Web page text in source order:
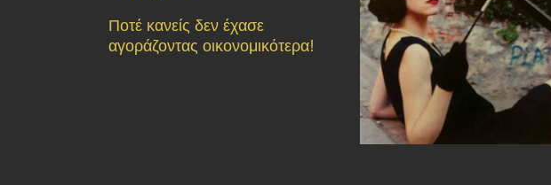
Ποτέ κανείς δεν έχασε
αγοράζοντας οικονομικότερα!